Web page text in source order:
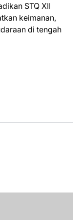
STQ XII
keimanan,
di tengah